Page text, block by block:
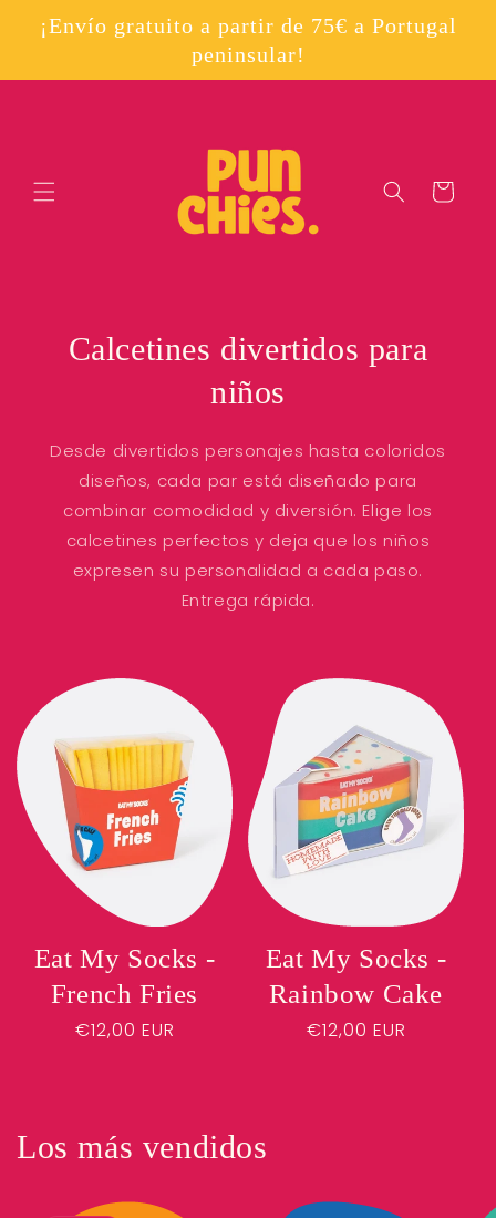
directamente
al contenido
¡Envío gratuito a partir de 75€ a Portugal
peninsular!
Carrito
Calcetines divertidos para
niños
Desde divertidos personajes hasta coloridos
diseños, cada par está diseñado para
combinar comodidad y diversión. Elige los
calcetines perfectos y deja que los niños
expresen su personalidad a cada paso.
Entrega rápida.
Eat My Socks -
French Fries
Precio
€12,00 EUR
Eat My Socks -
Rainbow Cake
Precio
€12,00 EUR
Los más vendidos